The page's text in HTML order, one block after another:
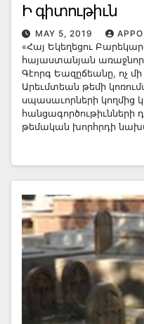
Ի գիտութիւն
MAY 5, 2019
APPO
«Հայ Եկեղեցու
հայաստանյան
Գէորգ Եազըճեանը, ոչ
Արեւմտեան թեմի
սպասաւորների կողմից
հանցագործութիւնների
թեմական խորհրդի